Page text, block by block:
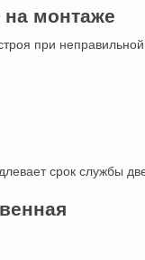
монтаже
при неправильной
срок службы